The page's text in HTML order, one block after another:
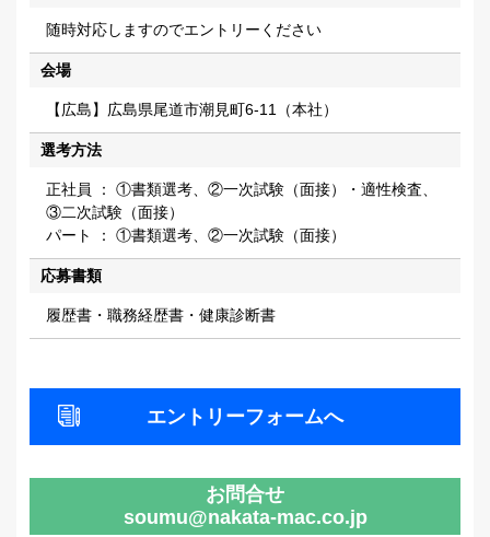
随時対応しますのでエントリーください
会場
【広島】広島県尾道市潮見町6-11（本社）
選考方法
正社員 ： ①書類選考、②一次試験（面接）・適性検査、
③二次試験（面接）
パート ： ①書類選考、②一次試験（面接）
応募書類
履歴書・職務経歴書・健康診断書
エントリーフォームへ
お問合せ
soumu@nakata-mac.co.jp